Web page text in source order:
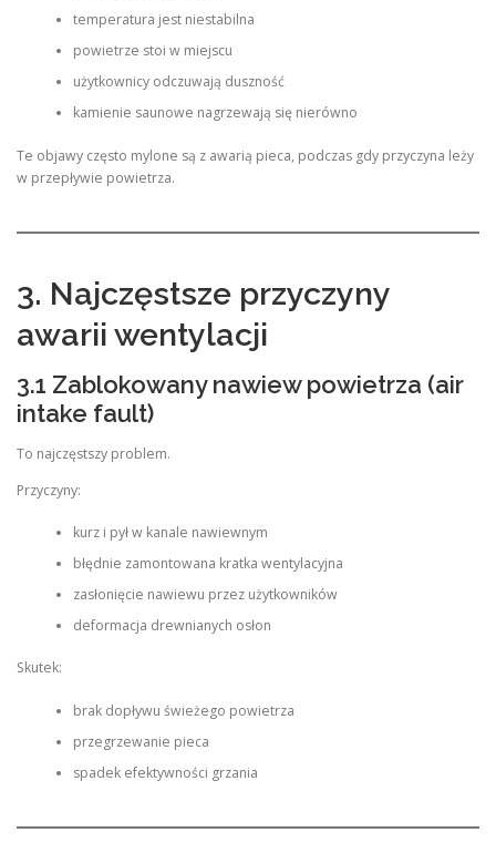
temperatura jest niestabilna
powietrze stoi w miejscu
użytkownicy odczuwają duszność
kamienie saunowe nagrzewają się nierówno
Te objawy często mylone są z awarią pieca, podczas gdy przyczyna leży
w przepływie powietrza.
3. Najczęstsze przyczyny
awarii wentylacji
3.1 Zablokowany nawiew powietrza (air
intake fault)
To najczęstszy problem.
Przyczyny:
kurz i pył w kanale nawiewnym
błędnie zamontowana kratka wentylacyjna
zasłonięcie nawiewu przez użytkowników
deformacja drewnianych osłon
Skutek:
brak dopływu świeżego powietrza
przegrzewanie pieca
spadek efektywności grzania